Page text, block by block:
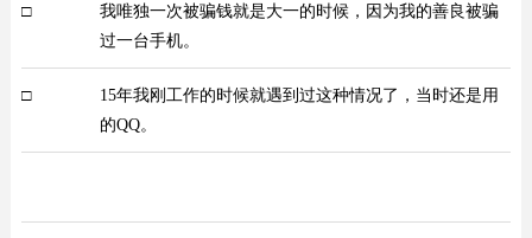
□
我唯独一次被骗钱就是大一的时候，因为我的善良被骗
过一台手机。
□
15年我刚工作的时候就遇到过这种情况了，当时还是用
的QQ。